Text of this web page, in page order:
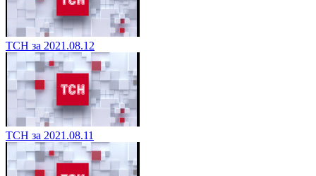
ТСН за 2021.08.12
ТСН за 2021.08.11